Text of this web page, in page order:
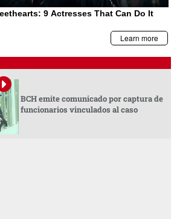
BCH emite comunicado por captura de
funcionarios vinculados al caso